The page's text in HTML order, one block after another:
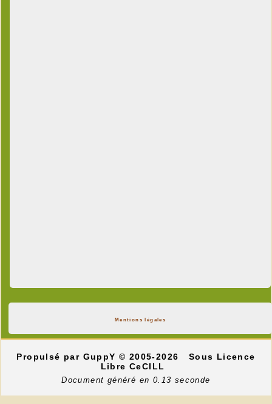
Mentions légales
Propulsé par GuppY© 2005-2026
Sous Licence
Libre CeCILL
Document généré en 0.13 seconde